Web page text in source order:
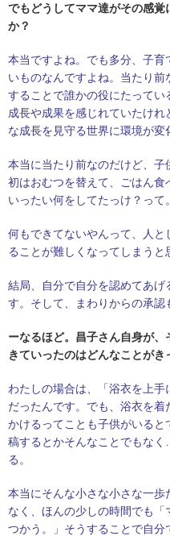
でもどうしてママ達がその感覚
か？
本当ですよね。でも多分、子
いものなんですよね。当たり
することで誰かの役にたって
成長や成果を感じれていたけ
な成長を見守る世界に環境が変
本当に当たり前なのだけど、
初はおむつを替えて、ごはん食
いったい何をしてたっけ？って。
何もできてないやんって、人
ることが難しくなってしまうと
結局、自分で自分を認めてあげ
す。そして、まわりからの承認
ーなるほど。昌子さん自身が
きていったのはどんなことがき
わたしの場合は、「浴衣を上
だったんです。でも、 浴衣を着
かけるってことも子供がいる
稿するとかそんなことでもな
る。
本当にそんな小さな小さな一
なく、ほんの少しの時間でも
つかう。」そうすることで自